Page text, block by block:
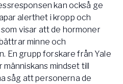
kan också ge
alerthet i kropp och
visar att de hormoner
minne och
En grupp forskare från Yale
mindset till
såg att personerna de